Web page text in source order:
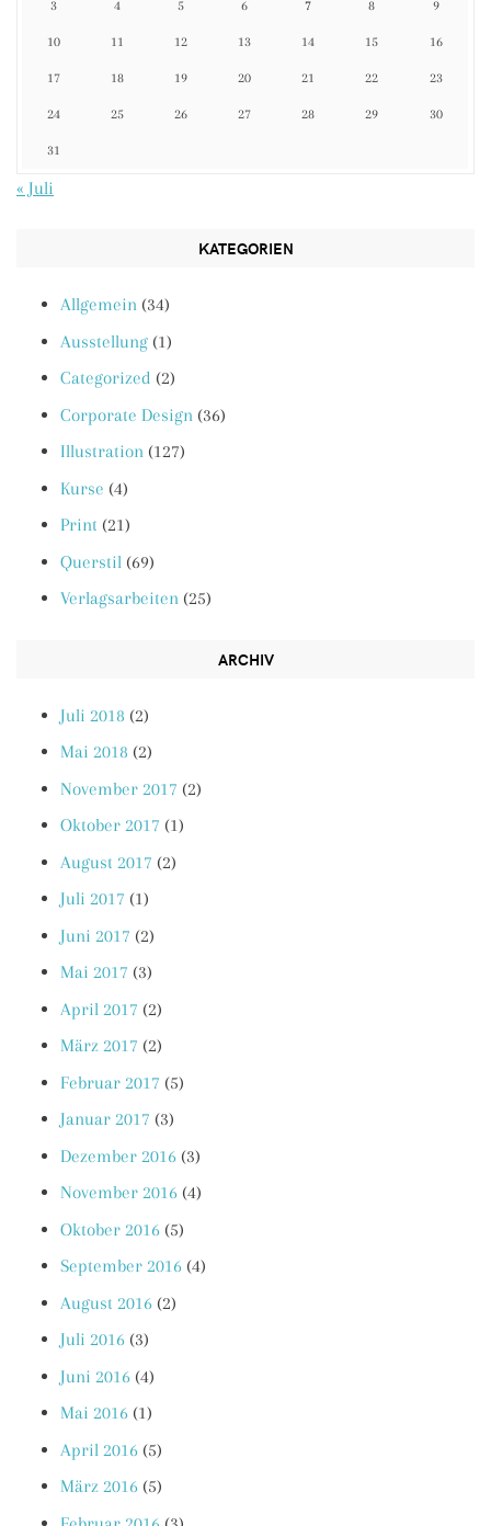
3 4 5 6 7 8 9
10 11 12 13 14 15 16
17 18 19 20 21 22 23
24 25 26 27 28 29 30
31
« Juli
KATEGORIEN
Allgemein (34)
Ausstellung (1)
Categorized (2)
Corporate Design (36)
Illustration (127)
Kurse (4)
Print (21)
Querstil (69)
Verlagsarbeiten (25)
ARCHIV
Juli 2018 (2)
Mai 2018 (2)
November 2017 (2)
Oktober 2017 (1)
August 2017 (2)
Juli 2017 (1)
Juni 2017 (2)
Mai 2017 (3)
April 2017 (2)
März 2017 (2)
Februar 2017 (5)
Januar 2017 (3)
Dezember 2016 (3)
November 2016 (4)
Oktober 2016 (5)
September 2016 (4)
August 2016 (2)
Juli 2016 (3)
Juni 2016 (4)
Mai 2016 (1)
April 2016 (5)
März 2016 (5)